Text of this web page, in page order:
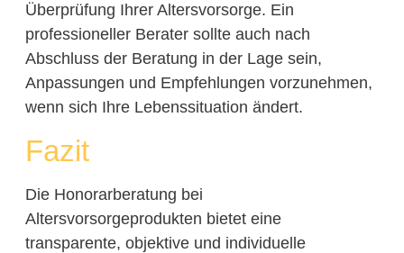
Überprüfung Ihrer Altersvorsorge. Ein
professioneller Berater sollte auch nach
Abschluss der Beratung in der Lage sein,
Anpassungen und Empfehlungen vorzunehmen,
wenn sich Ihre Lebenssituation ändert.
Fazit
Die Honorarberatung bei
Altersvorsorgeprodukten bietet eine
transparente, objektive und individuelle